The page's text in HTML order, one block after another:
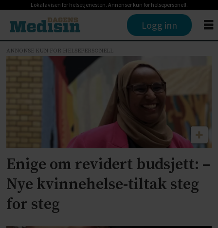
Lokalavisen for helsetjenesten. Annonser kun for helsepersonell.
Logg inn
revidert
nasjonalbudsjett
ANNONSE KUN FOR HELSEPERSONELL
Enige om revidert budsjett: –
Nye kvinnehelse-tiltak steg
for steg